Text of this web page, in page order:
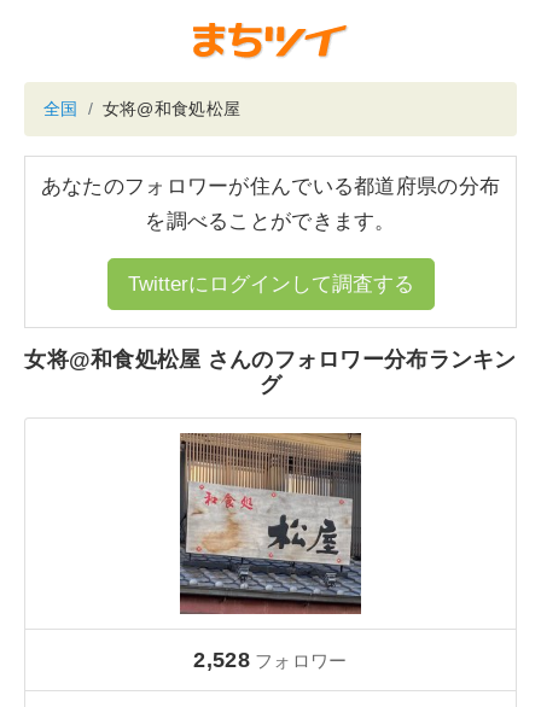
全国 女将@和食処松屋
あなたのフォロワーが住んでいる都道府県の分布
を調べることができます。
Twitterにログインして調査する
女将@和食処松屋 さんのフォロワー分布ランキン
グ
2,528 フォロワー